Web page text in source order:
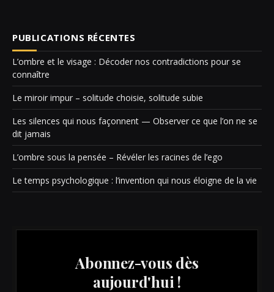
PUBLICATIONS RÉCENTES
L’ombre et le visage : Décoder nos contradictions pour se
connaître
Le miroir impur – solitude choisie, solitude subie
Les silences qui nous façonnent — Observer ce que l’on ne se
dit jamais
L’ombre sous la pensée – Révéler les racines de l’ego
Le temps psychologique : l’invention qui nous éloigne de la vie
Abonnez-vous dès
aujourd'hui !